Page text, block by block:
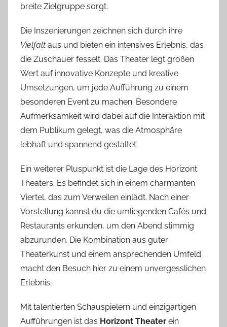
breite Zielgruppe sorgt.
Die Inszenierungen zeichnen sich durch ihre
Vielfalt aus und bieten ein intensives Erlebnis, das
die Zuschauer fesselt. Das Theater legt großen
Wert auf innovative Konzepte und kreative
Umsetzungen, um jede Aufführung zu einem
besonderen Event zu machen. Besondere
Aufmerksamkeit wird dabei auf die Interaktion mit
dem Publikum gelegt, was die Atmosphäre
lebhaft und spannend gestaltet.
Ein weiterer Pluspunkt ist die Lage des Horizont
Theaters. Es befindet sich in einem charmanten
Viertel, das zum Verweilen einlädt. Nach einer
Vorstellung kannst du die umliegenden Cafés und
Restaurants erkunden, um den Abend stimmig
abzurunden. Die Kombination aus guter
Theaterkunst und einem ansprechenden Umfeld
macht den Besuch hier zu einem unvergesslichen
Erlebnis.
Mit talentierten Schauspielern und einzigartigen
Aufführungen ist das Horizont Theater ein